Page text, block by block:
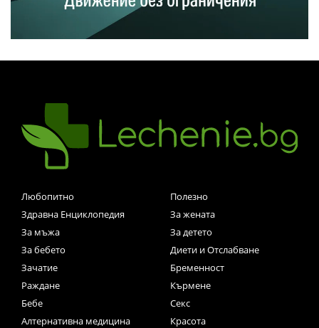
Любопитно
Полезно
Здравна Енциклопедия
За жената
За мъжа
За детето
За бебето
Диети и Отслабване
Зачатие
Бременност
Раждане
Кърмене
Бебе
Секс
Алтернативна медицина
Красота